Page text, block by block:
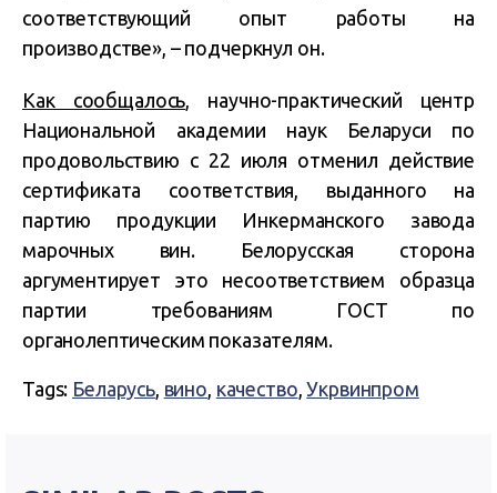
соответствующий опыт работы на
производстве», – подчеркнул он.
Как сообщалось, научно-практический центр
Национальной академии наук Беларуси по
продовольствию с 22 июля отменил действие
сертификата соответствия, выданного на
партию продукции Инкерманского завода
марочных вин. Белорусская сторона
аргументирует это несоответствием образца
партии требованиям ГОСТ по
органолептическим показателям.
Tags: Беларусь, вино, качество,Укрвинпром